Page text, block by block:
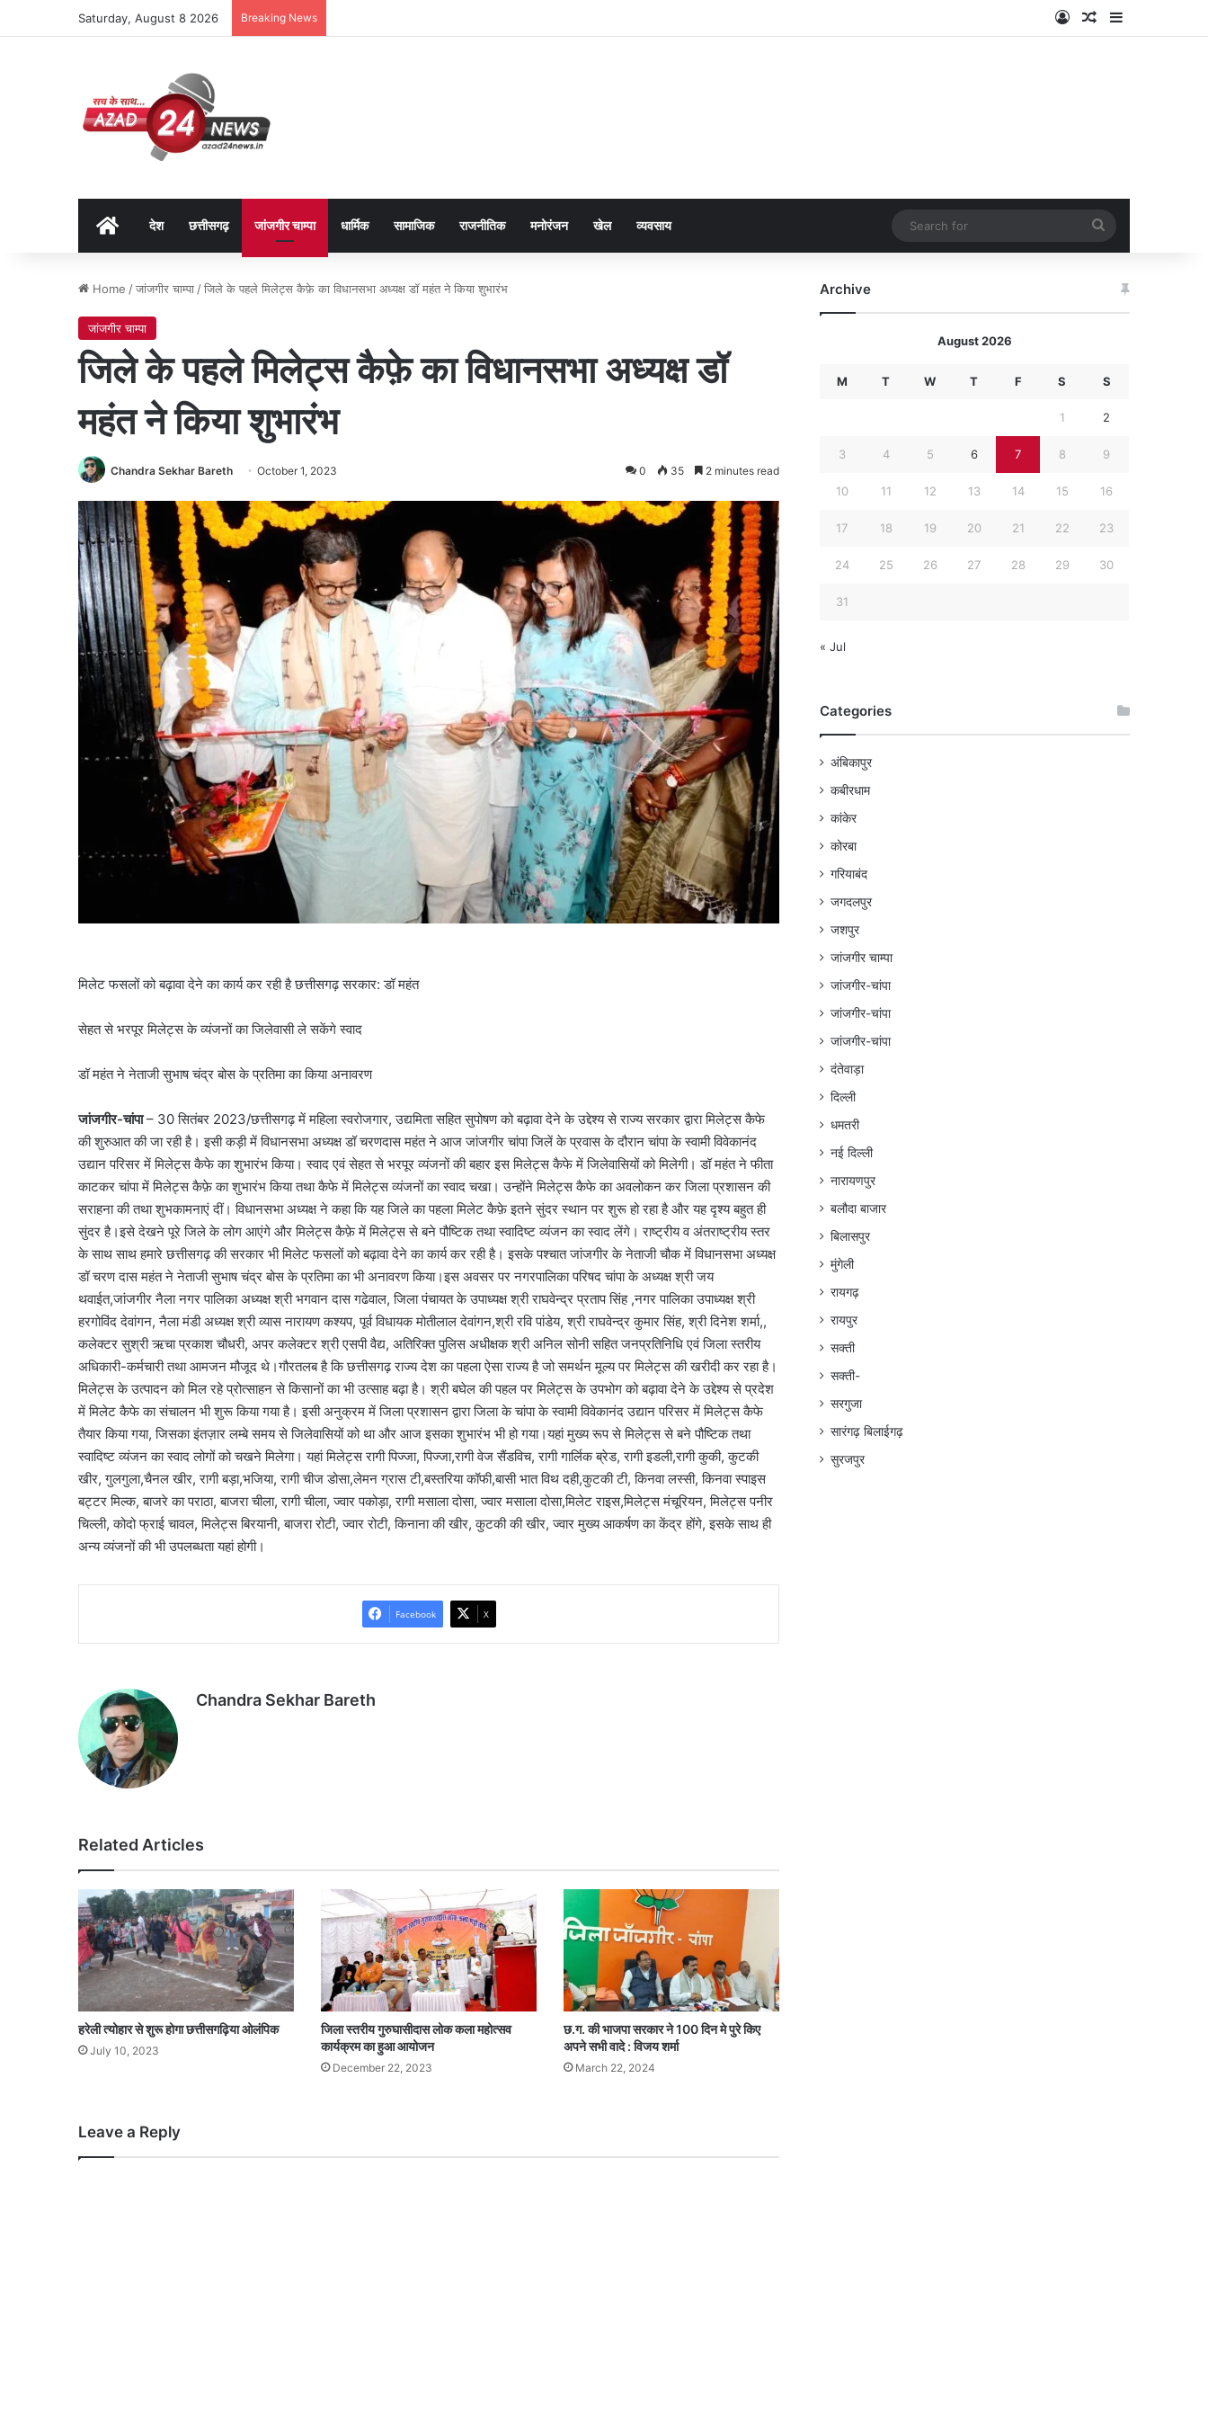
Saturday, August 8 2026 Breaking News Log InRandom Article
Sidebar
Homeदेश छत्तीसगढ़ जांजगीर चाम्पा धार्मिक सामाजिक राजनीतिक मनोरंजन खेल व्यवसाय
for
Home /जांजगीर चाम्पा /जिले के पहले मिलेट्स कैफ़े का विधानसभा अध्यक्ष डॉ महंत ने किया शुभारंभ
जांजगीर चाम्पा
जिले के पहले मिलेट्स कैफ़े का विधानसभा अध्यक्ष डॉ
महंत ने किया शुभारंभ
Chandra Sekhar Bareth October 1, 2023 0 35 2 minutes read
मिलेट फसलों को बढ़ावा देने का कार्य कर रही है छत्तीसगढ़ सरकार: डॉ महंत
सेहत से भरपूर मिलेट्स के व्यंजनों का जिलेवासी ले सकेंगे स्वाद
डॉ महंत ने नेताजी सुभाष चंद्र बोस के प्रतिमा का किया अनावरण
जांजगीर-चांपा– 30 सितंबर 2023/छत्तीसगढ़ में महिला स्वरोजगार, उद्यमिता सहित सुपोषण को बढ़ावा देने के उद्देश्य से राज्य सरकार द्वारा मिलेट्स कैफे
की शुरुआत की जा रही है। इसी कड़ी में विधानसभा अध्यक्ष डॉ चरणदास महंत ने आज जांजगीर चांपा जिलें के प्रवास के दौरान चांपा के स्वामी विवेकानंद
उद्यान परिसर में मिलेट्स कैफे का शुभारंभ किया। स्वाद एवं सेहत से भरपूर व्यंजनों की बहार इस मिलेट्स कैफे में जिलेवासियों को मिलेगी। डॉ महंत ने फीता
काटकर चांपा में मिलेट्स कैफ़े का शुभारंभ किया तथा कैफे में मिलेट्स व्यंजनों का स्वाद चखा। उन्होंने मिलेट्स कैफे का अवलोकन कर जिला प्रशासन की
सराहना की तथा शुभकामनाएं दीं। विधानसभा अध्यक्ष ने कहा कि यह जिले का पहला मिलेट कैफ़े इतने सुंदर स्थान पर शुरू हो रहा है और यह दृश्य बहुत ही
सुंदर है।इसे देखने पूरे जिले के लोग आएंगे और मिलेट्स कैफ़े में मिलेट्स से बने पौष्टिक तथा स्वादिष्ट व्यंजन का स्वाद लेंगे। राष्ट्रीय व अंतराष्ट्रीय स्तर
के साथ साथ हमारे छत्तीसगढ़ की सरकार भी मिलेट फसलों को बढ़ावा देने का कार्य कर रही है। इसके पश्चात जांजगीर के नेताजी चौक में विधानसभा अध्यक्ष
डॉ चरण दास महंत ने नेताजी सुभाष चंद्र बोस के प्रतिमा का भी अनावरण किया।इस अवसर पर नगरपालिका परिषद चांपा के अध्यक्ष श्री जय
थवाईत,जांजगीर नैला नगर पालिका अध्यक्ष श्री भगवान दास गढेवाल, जिला पंचायत के उपाध्यक्ष श्री राघवेन्द्र प्रताप सिंह ,नगर पालिका उपाध्यक्ष श्री
हरगोविंद देवांगन, नैला मंडी अध्यक्ष श्री व्यास नारायण कश्यप, पूर्व विधायक मोतीलाल देवांगन,श्री रवि पांडेय, श्री राघवेन्द्र कुमार सिंह, श्री दिनेश शर्मा,,
कलेक्टर सुश्री ऋचा प्रकाश चौधरी, अपर कलेक्टर श्री एसपी वैद्य, अतिरिक्त पुलिस अधीक्षक श्री अनिल सोनी सहित जनप्रतिनिधि एवं जिला स्तरीय
अधिकारी-कर्मचारी तथा आमजन मौजूद थे।गौरतलब है कि छत्तीसगढ़ राज्य देश का पहला ऐसा राज्य है जो समर्थन मूल्य पर मिलेट्स की खरीदी कर रहा है।
मिलेट्स के उत्पादन को मिल रहे प्रोत्साहन से किसानों का भी उत्साह बढ़ा है। श्री बघेल की पहल पर मिलेट्स के उपभोग को बढ़ावा देने के उद्देश्य से प्रदेश
में मिलेट कैफे का संचालन भी शुरू किया गया है। इसी अनुक्रम में जिला प्रशासन द्वारा जिला के चांपा के स्वामी विवेकानंद उद्यान परिसर में मिलेट्स कैफे
तैयार किया गया, जिसका इंतज़ार लम्बे समय से जिलेवासियों को था और आज इसका शुभारंभ भी हो गया।यहां मुख्य रूप से मिलेट्स से बने पौष्टिक तथा
स्वादिष्ट व्यंजन का स्वाद लोगों को चखने मिलेगा। यहां मिलेट्स रागी पिज्जा, पिज्जा,रागी वेज सैंडविच, रागी गार्लिक ब्रेड, रागी इडली,रागी कुकी, कुटकी
खीर, गुलगुला,चैनल खीर, रागी बड़ा,भजिया, रागी चीज डोसा,लेमन ग्रास टी,बस्तरिया कॉफी,बासी भात विथ दही,कुटकी टी, किनवा लस्सी, किनवा स्पाइस
बट्टर मिल्क, बाजरे का पराठा, बाजरा चीला, रागी चीला, ज्वार पकोड़ा, रागी मसाला दोसा, ज्वार मसाला दोसा,मिलेट राइस,मिलेट्स मंचूरियन, मिलेट्स पनीर
चिल्ली, कोदो फ्राई चावल, मिलेट्स बिरयानी, बाजरा रोटी, ज्वार रोटी, किनाना की खीर, कुटकी की खीर, ज्वार मुख्य आकर्षण का केंद्र होंगे, इसके साथ ही
अन्य व्यंजनों की भी उपलब्धता यहां होगी।
Facebook X
Chandra Sekhar Bareth
Related Articles
हरेली त्योहार से शुरू होगा छत्तीसगढ़िया ओलंपिक
July 10, 2023
जिला स्तरीय गुरुघासीदास लोक कला महोत्सव
कार्यक्रम का हुआ आयोजन
December 22, 2023
छ.ग. की भाजपा सरकार ने 100 दिन मे पुरे किए
अपने सभी वादे : विजय शर्मा
March 22, 2024
Leave a Reply
Archive
August 2026
M T W T F S S
1 2
3 4 5 6 7 8 9
10 11 12 13 14 15 16
17 18 19 20 21 22 23
24 25 26 27 28 29 30
31
« Jul
Categories
अंबिकापुर
कबीरधाम
कांकेर
कोरबा
गरियाबंद
जगदलपुर
जशपुर
जांजगीर चाम्पा
जांजगीर-चांपा
जांजगीर-चांपा
जांजगीर-चांपा
दंतेवाड़ा
दिल्ली
धमतरी
नई दिल्ली
नारायणपुर
बलौदा बाजार
बिलासपुर
मुंगेली
रायगढ़
रायपुर
सक्ती
सक्ती-
सरगुजा
सारंगढ़ बिलाईगढ़
सुरजपुर